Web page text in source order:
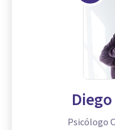
Psicólogo